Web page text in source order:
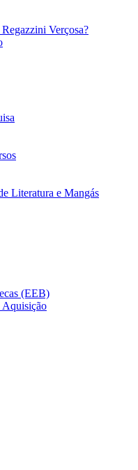
Verçosa?
Literatura e Mangás
(EEB)
Aquisição